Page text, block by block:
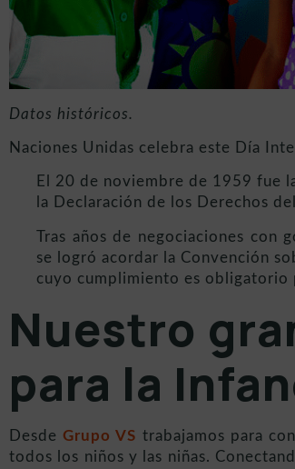
Datos históricos.
Naciones Unidas celebra este Día
El 20 de noviembre de 1959 fue
la Declaración de los Derechos
Tras años de negociaciones
se logró acordar la Convención
cuyo cumplimiento es obligatorio
Nuestro
para la
Desde Grupo VS trabajamos para
todos los niños y las niñas.